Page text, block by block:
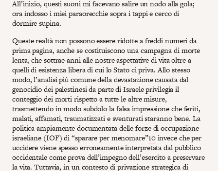
All’inizio, questi suoni mi facevano salire un nodo alla gola;
ora indosso i miei paraorecchie sopra i tappi e cerco di
dormire supina.
Queste realtà non possono essere ridotte a freddi numeri da
prima pagina, anche se costituiscono una campagna di morte
lenta, che sottrae anni alle nostre aspettative di vita oltre a
quelli di esistenza libera di cui lo Stato ci priva. Allo stesso
modo, l’analisi più comune della devastazione causata dal
genocidio dei palestinesi da parte di Israele privilegia il
conteggio dei morti rispetto a tutte le altre misure,
trasmettendo in modo subdolo la falsa impressione che feriti,
malati, affamati, traumatizzati e sventurati staranno bene. La
politica ampiamente documentata delle forze di occupazione
israeliane (IOF) di “sparare per menomare”10invece che per
uccidere viene spesso erroneamente interpretata dal pubblico
occidentale come prova dell’impegno dell’esercito a preservare
la vita. Tuttavia, in un contesto di privazione strategica di